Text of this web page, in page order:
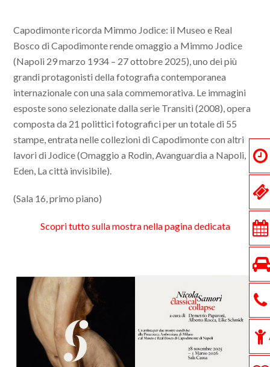
Capodimonte ricorda Mimmo Jodice: il Museo e Real
Bosco di Capodimonte rende omaggio a Mimmo Jodice
(Napoli 29 marzo 1934 – 27 ottobre 2025), uno dei più
grandi protagonisti della fotografia contemporanea
internazionale con una sala commemorativa. Le immagini
esposte sono selezionate dalla serie Transiti (2008), opera
composta da 21 polittici fotografici per un totale di 55
stampe, entrata nelle collezioni di Capodimonte con altri
lavori di Jodice (Omaggio a Rodin, Avanguardia a Napoli,
Eden, La città invisibile).
(Sala 16, primo piano)
Scopri tutto sulla mostra nella pagina dedicata